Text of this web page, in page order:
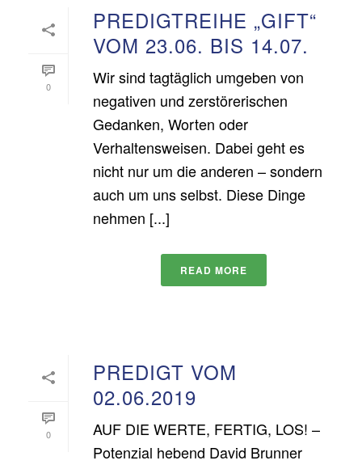
0
PREDIGTREIHE „GIFT“
VOM 23.06. BIS 14.07.
Wir sind tagtäglich umgeben von
negativen und zerstörerischen
Gedanken, Worten oder
Verhaltensweisen. Dabei geht es
nicht nur um die anderen – sondern
auch um uns selbst. Diese Dinge
nehmen [...]
READ MORE
0
PREDIGT VOM
02.06.2019
AUF DIE WERTE, FERTIG, LOS! –
Potenzial hebend David Brunner